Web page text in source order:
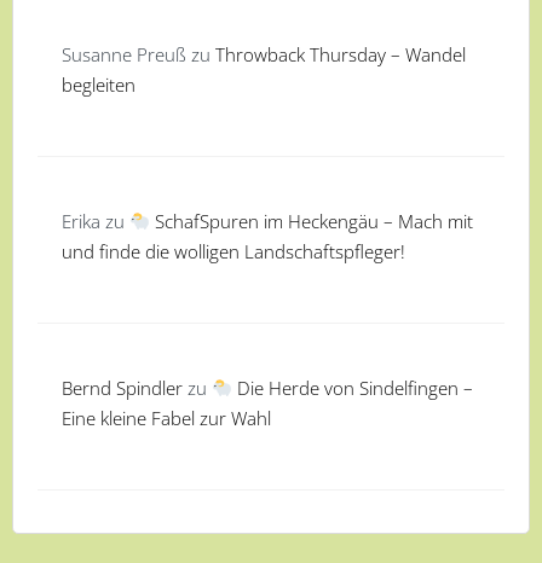
Susanne Preuß zu Throwback Thursday – Wandel
begleiten
Erika zu
SchafSpuren im Heckengäu – Mach mit
und finde die wolligen Landschaftspfleger!
Bernd Spindler zu
Die Herde von Sindelfingen –
Eine kleine Fabel zur Wahl